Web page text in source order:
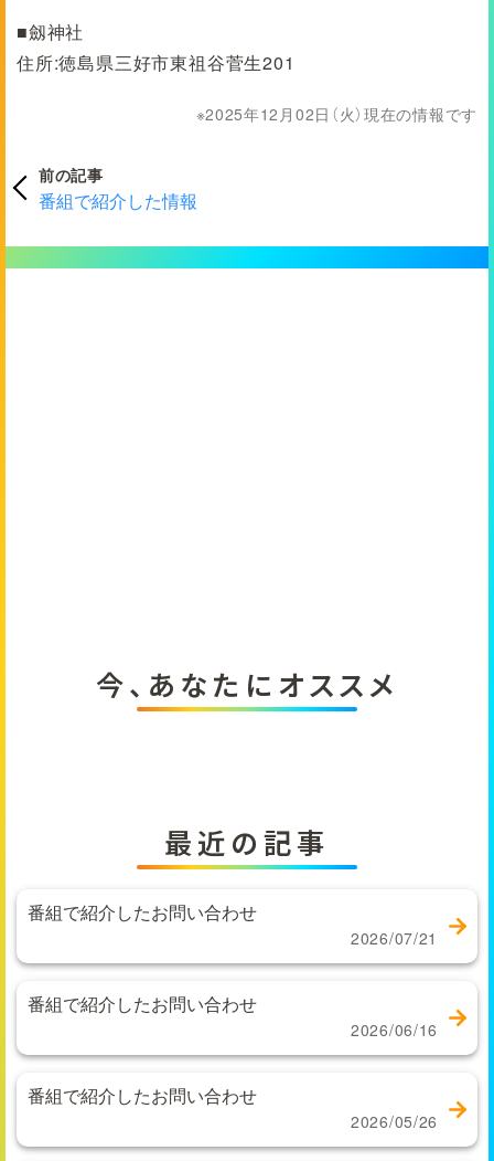
■劔神社
住所:徳島県三好市東祖谷菅生201
2025年12月02日（火）現在の情報です
前の記事
番組で紹介した情報
今、あなたにオススメ
最近の記事
番組で紹介したお問い合わせ
2026/07/21
番組で紹介したお問い合わせ
2026/06/16
番組で紹介したお問い合わせ
2026/05/26